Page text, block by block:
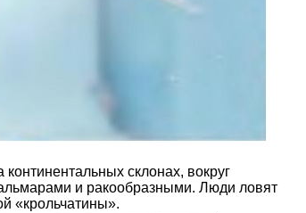
склонах, вокруг
и ракообразными. Люди ловят
«крольчатины».